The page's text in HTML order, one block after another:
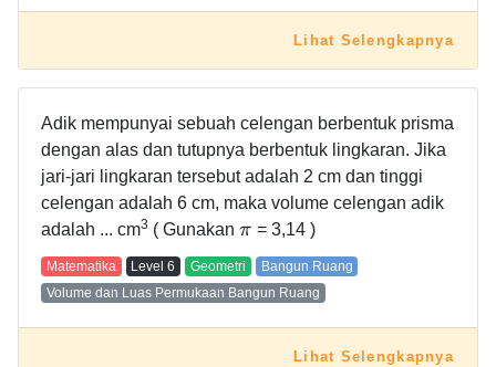
Lihat Selengkapnya
Adik mempunyai sebuah celengan berbentuk prisma
dengan alas dan tutupnya berbentuk lingkaran. Jika
jari-jari lingkaran tersebut adalah 2 cm dan tinggi
celengan adalah 6 cm, maka volume celengan adik
adalah ... cm3 ( Gunakan π = 3,14 )
Matematika Level 6 Geometri
Bangun Ruang
Volume dan Luas Permukaan Bangun Ruang
Lihat Selengkapnya